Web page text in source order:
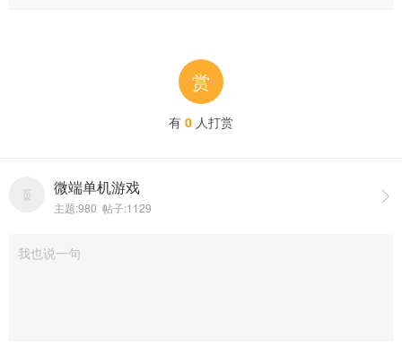
赏
有 0 人打赏

微端单机游戏
主题:980 帖子:1129